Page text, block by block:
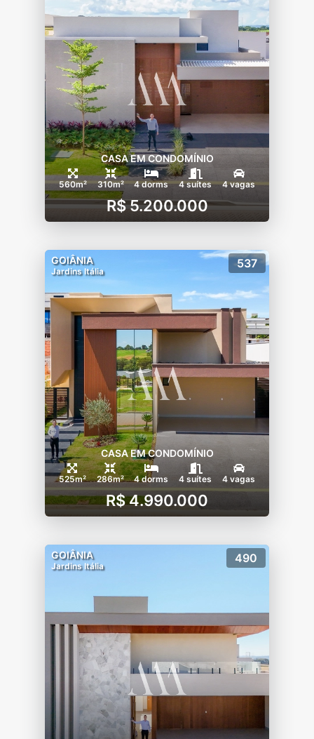
CASA EM CONDOMÍNIO
560m² 310m² 4 dorms 4 suítes 4 vagas
R$ 5.200.000
GOIÂNIA
Jardins Itália
537
CASA EM CONDOMÍNIO
525m² 286m² 4 dorms 4 suítes 4 vagas
R$ 4.990.000
GOIÂNIA
Jardins Itália
490